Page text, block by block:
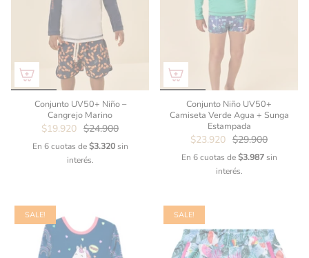
Conjunto UV50+ Niño –
Cangrejo Marino
$19.920 $24.900
En 6 cuotas de$3.320sin
interés.
Conjunto Niño UV50+
Camiseta Verde Agua + Sunga
Estampada
$23.920 $29.900
En 6 cuotas de$3.987sin
interés.
SALE! SALE!